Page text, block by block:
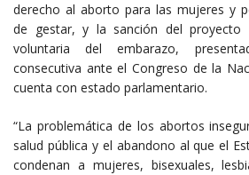
derecho al aborto para las mujeres y
de gestar, y la sanción del proyecto
voluntaria del embarazo,
consecutiva ante el Congreso de la
cuenta con estado parlamentario.
“La problemática de los abortos
salud pública y el abandono al que el
condenan a mujeres, bisexuales,